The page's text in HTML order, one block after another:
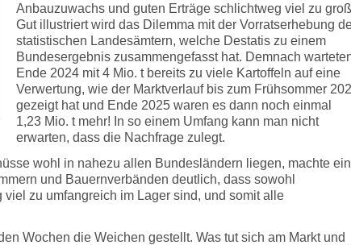
Anbauzuwachs und guten Erträge schlichtweg viel zu
Gut illustriert wird das Dilemma mit der Vorratserhebung
statistischen Landesämtern, welche Destatis zu einem
Bundesergebnis zusammengefasst hat. Demnach
Ende 2024 mit 4 Mio. t bereits zu viele Kartoffeln auf eine
Verwertung, wie der Marktverlauf bis zum Frühsommer
gezeigt hat und Ende 2025 waren es dann noch einmal
1,23 Mio. t mehr! In so einem Umfang kann man nicht
erwarten, dass die Nachfrage zulegt.
wohl in nahezu allen Bundesländern liegen, machte
und Bauernverbänden deutlich, dass sowohl
zu umfangreich im Lager sind, und somit alle
Wochen die Weichen gestellt. Was tut sich am Markt und